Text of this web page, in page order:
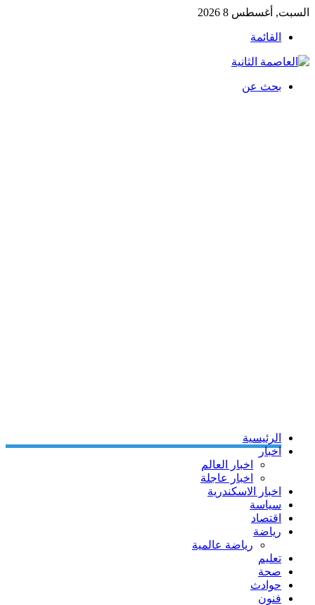
السبت, أغسطس 8 2026
القائمة
بحث عن
الرئيسية
اخبار
اخبار العالم
اخبار عاجلة
اخبار الاسكندرية
سياسة
اقتصاد
رياضة
رياضة عالمية
تعليم
صحة
حوادث
فنون